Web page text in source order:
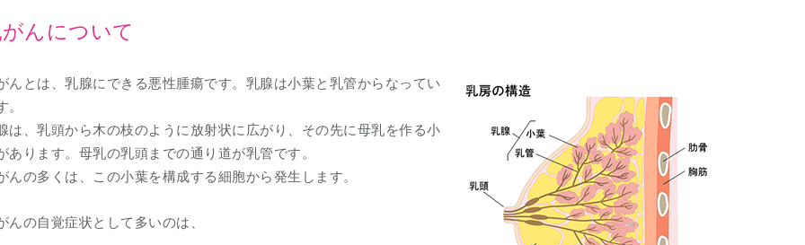
んについて
んとは、乳腺にできる悪性腫瘍です。乳腺は小葉と乳管からなってい
。
は、乳頭から木の枝のように放射状に広がり、その先に母乳を作る小
あります。母乳の乳頭までの通り道が乳管です。
んの多くは、この小葉を構成する細胞から発生します。
んの自覚症状として多いのは、